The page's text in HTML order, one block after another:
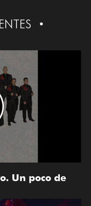
Un poco de